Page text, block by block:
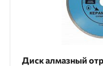
Диск алмазный